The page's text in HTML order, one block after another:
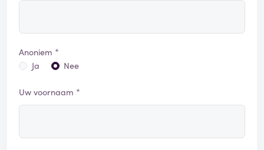
Anoniem *
Ja
Nee
Uw voornaam *